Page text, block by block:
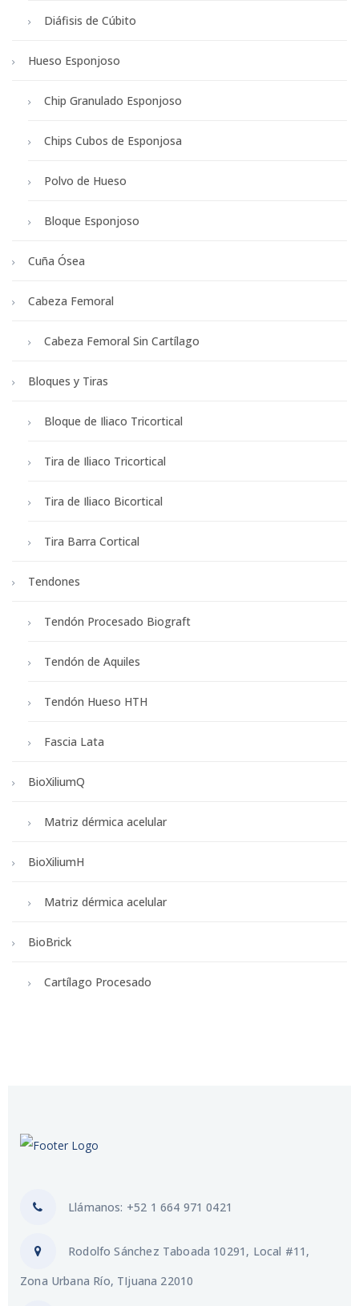
Diáfisis de Cúbito
Hueso Esponjoso
Chip Granulado Esponjoso
Chips Cubos de Esponjosa
Polvo de Hueso
Bloque Esponjoso
Cuña Ósea
Cabeza Femoral
Cabeza Femoral Sin Cartílago
Bloques y Tiras
Bloque de Iliaco Tricortical
Tira de Iliaco Tricortical
Tira de Iliaco Bicortical
Tira Barra Cortical
Tendones
Tendón Procesado Biograft
Tendón de Aquiles
Tendón Hueso HTH
Fascia Lata
BioXiliumQ
Matriz dérmica acelular
BioXiliumH
Matriz dérmica acelular
BioBrick
Cartílago Procesado
Llámanos: +52 1 664 971 0421
Rodolfo Sánchez Taboada 10291, Local #11,
Zona Urbana Río, TIjuana 22010